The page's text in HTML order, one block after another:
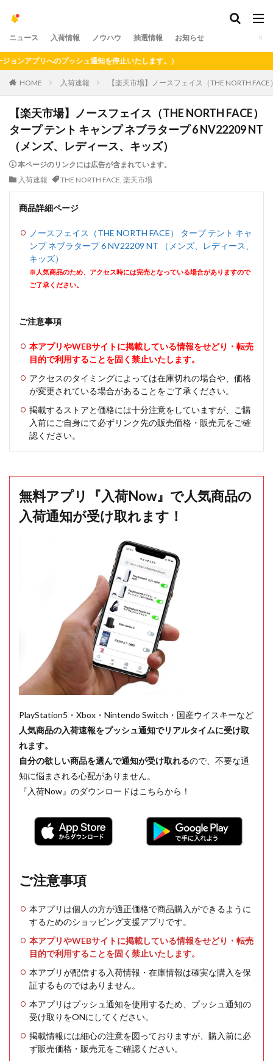
ニュース 入荷情報 ノウハウ 抽選情報 お知らせ
プリへのプッシュ通知を停止いたします。）
HOME 入荷速報 【楽天市場】ノースフェイス（THE NORTH
【楽天市場】ノースフェイス（THE NORTH FACE）
タープ テント キャンプ ネブラタープ 6 NV22209 NT
（メンズ、レディース、キッズ）
本ページのリンクには広告が含まれています。
入荷速報
THE NORTH FACE, 楽天市場
商品詳細ページ
ノースフェイス（THE NORTH FACE） タープ テント キャ
ンプ ネブラタープ 6 NV22209 NT （メンズ、レディース、
キッズ）
※人気商品のため、アクセス時には完売となっている場合がありますので
ご了承ください。
ご注意事項
本アプリやWEBサイトに掲載している情報をせどり・転売
目的で利用することを固く禁止いたします。
アクセスのタイミングによっては在庫切れの場合や、価格
が変更されている場合があることをご了承ください。
掲載するストアと価格には十分注意をしていますが、ご購
入前にご自身にて必ずリンク先の販売価格・販売元をご確
認ください。
無料アプリ『入荷Now』で人気商品の
入荷通知が受け取れます！
PlayStation5・Xbox・Nintendo Switch・国産ウイスキーなど
人気商品の入荷速報をプッシュ通知でリアルタイムに受け取
れます。
自分の欲しい商品を選んで通知が受け取れるので、不要な通
知に悩まされる心配がありません。
『入荷Now』のダウンロードはこちらから！
ご注意事項
本アプリは個人の方が適正価格で商品購入ができるように
するためのショッピング支援アプリです。
本アプリやWEBサイトに掲載している情報をせどり・転売
目的で利用することを固く禁止いたします。
本アプリが配信する入荷情報・在庫情報は確実な購入を保
証するものではありません。
本アプリはプッシュ通知を使用するため、プッシュ通知の
受け取りをONにしてください。
掲載情報には細心の注意を図っておりますが、購入前に必
ず販売価格・販売元をご確認ください。